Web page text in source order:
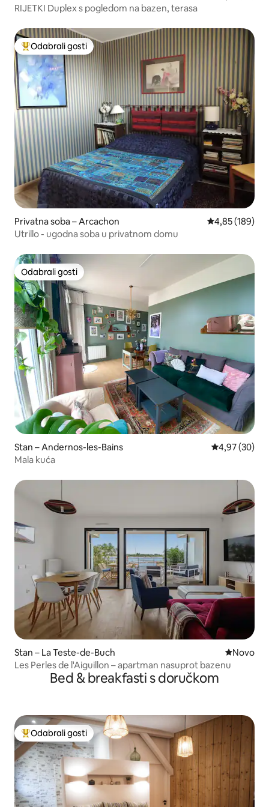
RIJETKI Duplex s pogledom na bazen, terasa
Među najviše rangiranima s oznakom „Odabrali gosti”
Odabrali gosti
Privatna soba – Arcachon Prosječna
4,85 (189)
Utrillo - ugodna soba u privatnom domu
Odabrali gosti
Odabrali gosti
Stan – Andernos-les-Bains Prosječna
4,97 (30)
Mala kuća
Stan – La Teste-de-Buch Novi
Novo
Les Perles de l'Aiguillon – apartman nasuprot bazenu
Bed & breakfasti s doručkom
Među najviše rangiranima s oznakom „Odabrali gosti”
Odabrali gosti